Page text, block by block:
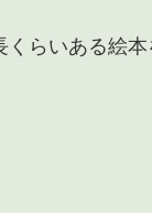
らいある絵